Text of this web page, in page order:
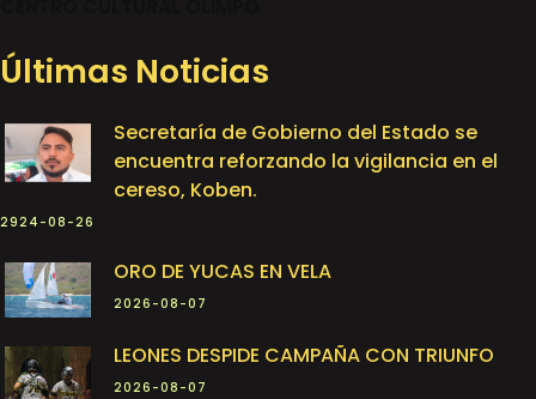
Últimas Noticias
Secretaría de Gobierno del Estado se
encuentra reforzando la vigilancia en el
cereso, Koben.
2924-08-26
ORO DE YUCAS EN VELA
2026-08-07
LEONES DESPIDE CAMPAÑA CON TRIUNFO
2026-08-07